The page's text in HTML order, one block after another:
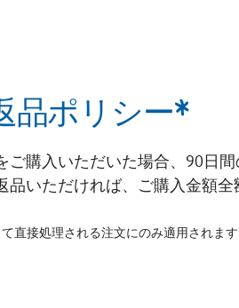
品ポリシー*
ご購入いただいた場合、90日
品いただければ、ご購入金額全
直接処理される注文にのみ適用されま